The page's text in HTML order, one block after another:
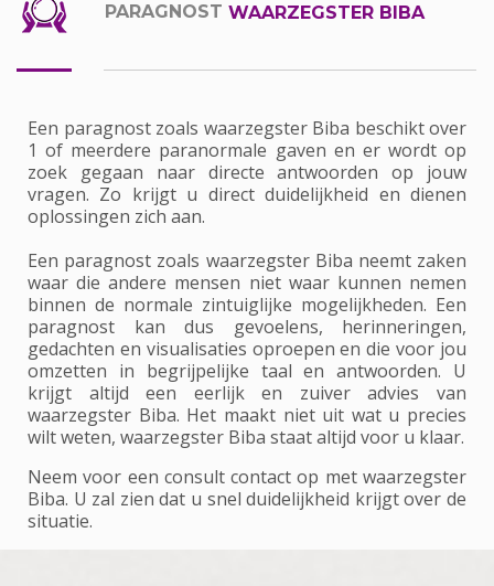
PARAGNOST WAARZEGSTER BIBA
Een paragnost zoals waarzegster Biba beschikt over
1 of meerdere paranormale gaven en er wordt op
zoek gegaan naar directe antwoorden op jouw
vragen. Zo krijgt u direct duidelijkheid en dienen
oplossingen zich aan.
Een paragnost zoals waarzegster Biba neemt zaken
waar die andere mensen niet waar kunnen nemen
binnen de normale zintuiglijke mogelijkheden. Een
paragnost kan dus gevoelens, herinneringen,
gedachten en visualisaties oproepen en die voor jou
omzetten in begrijpelijke taal en antwoorden. U
krijgt altijd een eerlijk en zuiver advies van
waarzegster Biba. Het maakt niet uit wat u precies
wilt weten, waarzegster Biba staat altijd voor u klaar.
Neem voor een consult contact op met waarzegster
Biba. U zal zien dat u snel duidelijkheid krijgt over de
situatie.